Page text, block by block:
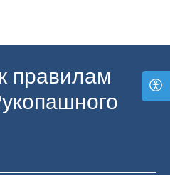
правилам